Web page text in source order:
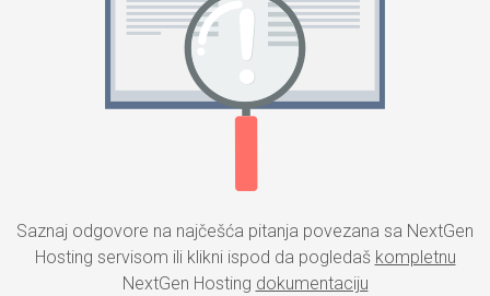
Saznaj odgovore na najčešća pitanja povezana sa NextGen
Hosting servisom ili klikni ispod da pogledaš kompletnu
NextGen Hosting dokumentaciju